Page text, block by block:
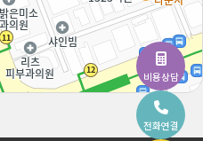
비용상담
전화연결